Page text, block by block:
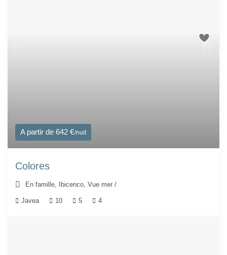
A partir de 642 €/nuit
Colores
En famille, Ibicenco,Vue mer /
Javea 10 5 4